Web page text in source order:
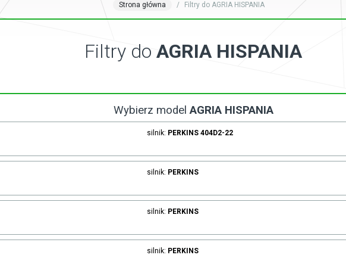
Strona główna Filtry do AGRIA HISPANIA
Filtry do AGRIA HISPANIA
Wybierz modelAGRIA HISPANIA
silnik: PERKINS 404D2-22
silnik: PERKINS
silnik: PERKINS
silnik: PERKINS